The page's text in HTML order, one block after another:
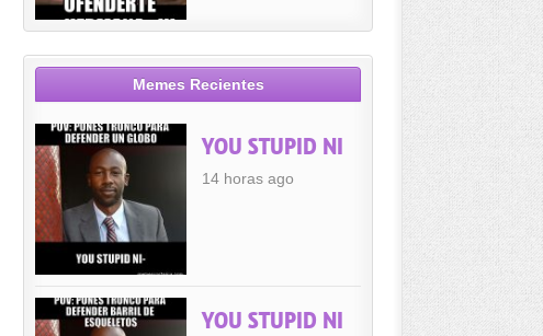
Memes Recientes
YOU STUPID NI
14 horas ago
YOU STUPID NI